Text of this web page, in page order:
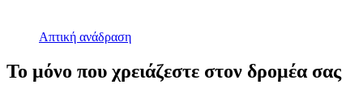
Απτική ανάδραση
Το μόνο που χρειάζεστε στον δρομέα σας